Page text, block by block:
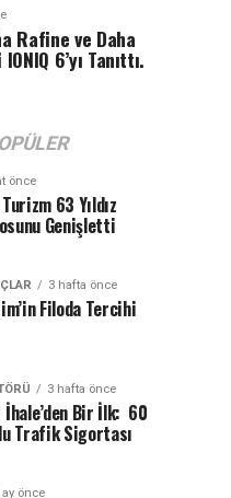
Rafine ve Daha
6’yı Tanıttı.
önce
63 Yıldız
Genişletti
3 hafta önce
Filoda Tercihi
3 hafta önce
İhale’den Bir İlk: 60
Trafik Sigortası
ay önce